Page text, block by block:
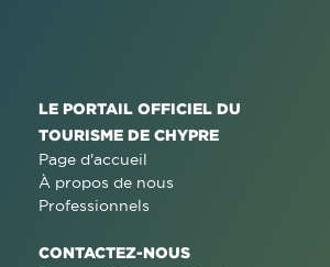
LE PORTAIL OFFICIEL DU
TOURISME DE CHYPRE
Page d'accueil
À propos de nous
Professionnels
CONTACTEZ-NOUS